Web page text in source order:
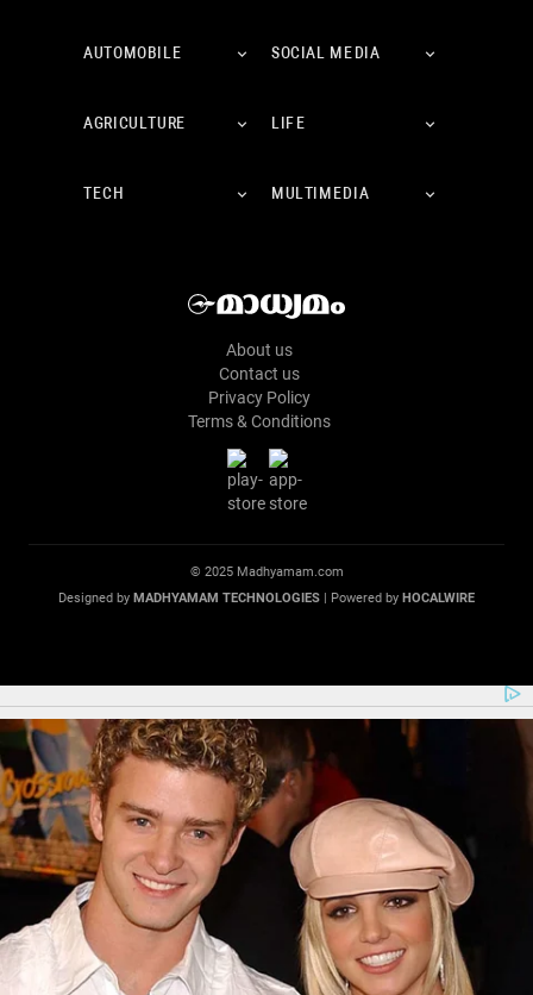
AUTOMOBILE SOCIAL MEDIA
AGRICULTURE LIFE
TECH MULTIMEDIA
About us
Contact us
Privacy Policy
Terms & Conditions
© 2025 Madhyamam.com
Designed by MADHYAMAM TECHNOLOGIES | Powered by HOCALWIRE